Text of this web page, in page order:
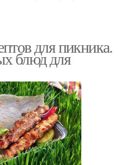
для пикника.
блюд для